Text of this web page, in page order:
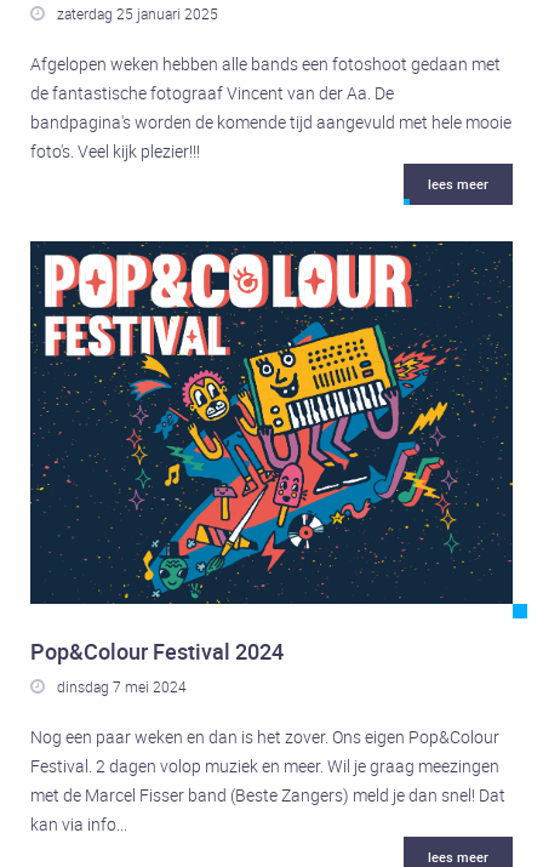
 zaterdag 25 januari 2025
Afgelopen weken hebben alle bands een fotoshoot gedaan met
de fantastische fotograaf Vincent van der Aa. De
bandpagina's worden de komende tijd aangevuld met hele mooie
foto's. Veel kijk plezier!!!
lees meer
Pop&Colour Festival 2024
 dinsdag 7 mei 2024
Nog een paar weken en dan is het zover. Ons eigen Pop&Colour
Festival. 2 dagen volop muziek en meer. Wil je graag meezingen
met de Marcel Fisser band (Beste Zangers) meld je dan snel! Dat
kan via info...
lees meer